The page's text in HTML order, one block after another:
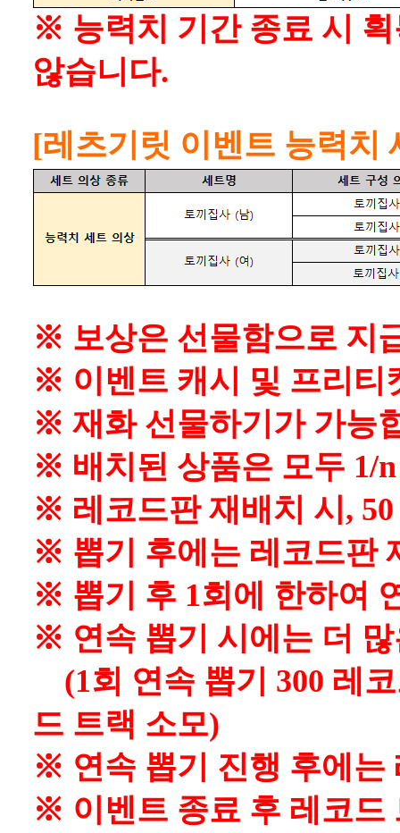
※ 능력치 기간 종료 시
않습니다.
[레츠기릿 이벤트 능력치
※ 보상은 선물함으로 지
※ 이벤트 캐시 및 프리티
※ 재화 선물하기가 가능
※ 배치된 상품은 모두 1/
※ 레코드판 재배치 시,
※ 뽑기 후에는 레코드판
※ 뽑기 후 1회에 한하여
※ 연속 뽑기 시에는 더
(1회 연속 뽑기 300 레
드 트랙 소모)
※ 연속 뽑기 진행 후에는
※ 이벤트 종료 후 레코드